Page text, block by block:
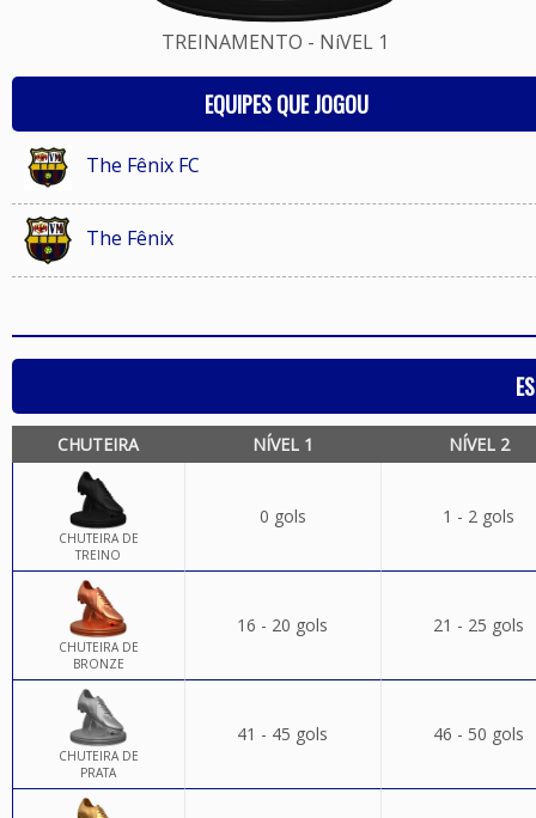
TREINAMENTO - NíVEL 1
EQUIPES QUE JOGOU
The Fênix FC
The Fênix
CHUTEIRA NÍVEL 1 NÍVEL 2
CHUTEIRA DE
TREINO
0 gols 1 - 2 gols
CHUTEIRA DE
BRONZE
16 - 20 gols 21 - 25 gols
CHUTEIRA DE
PRATA
41 - 45 gols 46 - 50 gols